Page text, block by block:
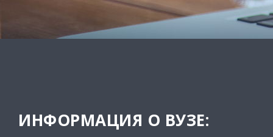
ИНФОРМАЦИЯ О ВУЗЕ: